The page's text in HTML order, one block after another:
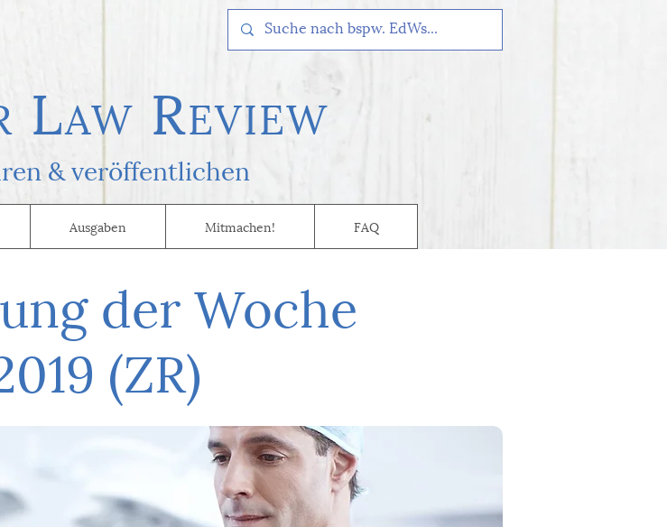
Ausgaben Mitmachen! FAQ
LAW REVIEW
& veröffentlichen
der Woche
(ZR)